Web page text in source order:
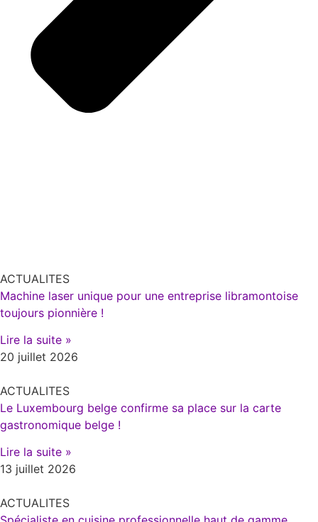
ACTUALITES
Machine laser unique pour une entreprise libramontoise
toujours pionnière !
Lire la suite »
20 juillet 2026
ACTUALITES
Le Luxembourg belge confirme sa place sur la carte
gastronomique belge !
Lire la suite »
13 juillet 2026
ACTUALITES